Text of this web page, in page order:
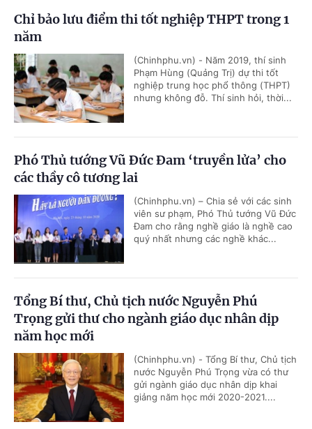
Chỉ bảo lưu điểm thi tốt nghiệp THPT trong 1
năm
(Chinhphu.vn) - Năm 2019, thí sinh
Phạm Hùng (Quảng Trị) dự thi tốt
nghiệp trung học phổ thông (THPT)
nhưng không đỗ. Thí sinh hỏi, thời...
Phó Thủ tướng Vũ Đức Đam ‘truyền lửa’ cho
các thầy cô tương lai
(Chinhphu.vn) – Chia sẻ với các sinh
viên sư phạm, Phó Thủ tướng Vũ Đức
Đam cho rằng nghề giáo là nghề cao
quý nhất nhưng các nghề khác...
Tổng Bí thư, Chủ tịch nước Nguyễn Phú
Trọng gửi thư cho ngành giáo dục nhân dịp
năm học mới
(Chinhphu.vn) - Tổng Bí thư, Chủ tịch
nước Nguyễn Phú Trọng vừa có thư
gửi ngành giáo dục nhân dịp khai
giảng năm học mới 2020-2021....